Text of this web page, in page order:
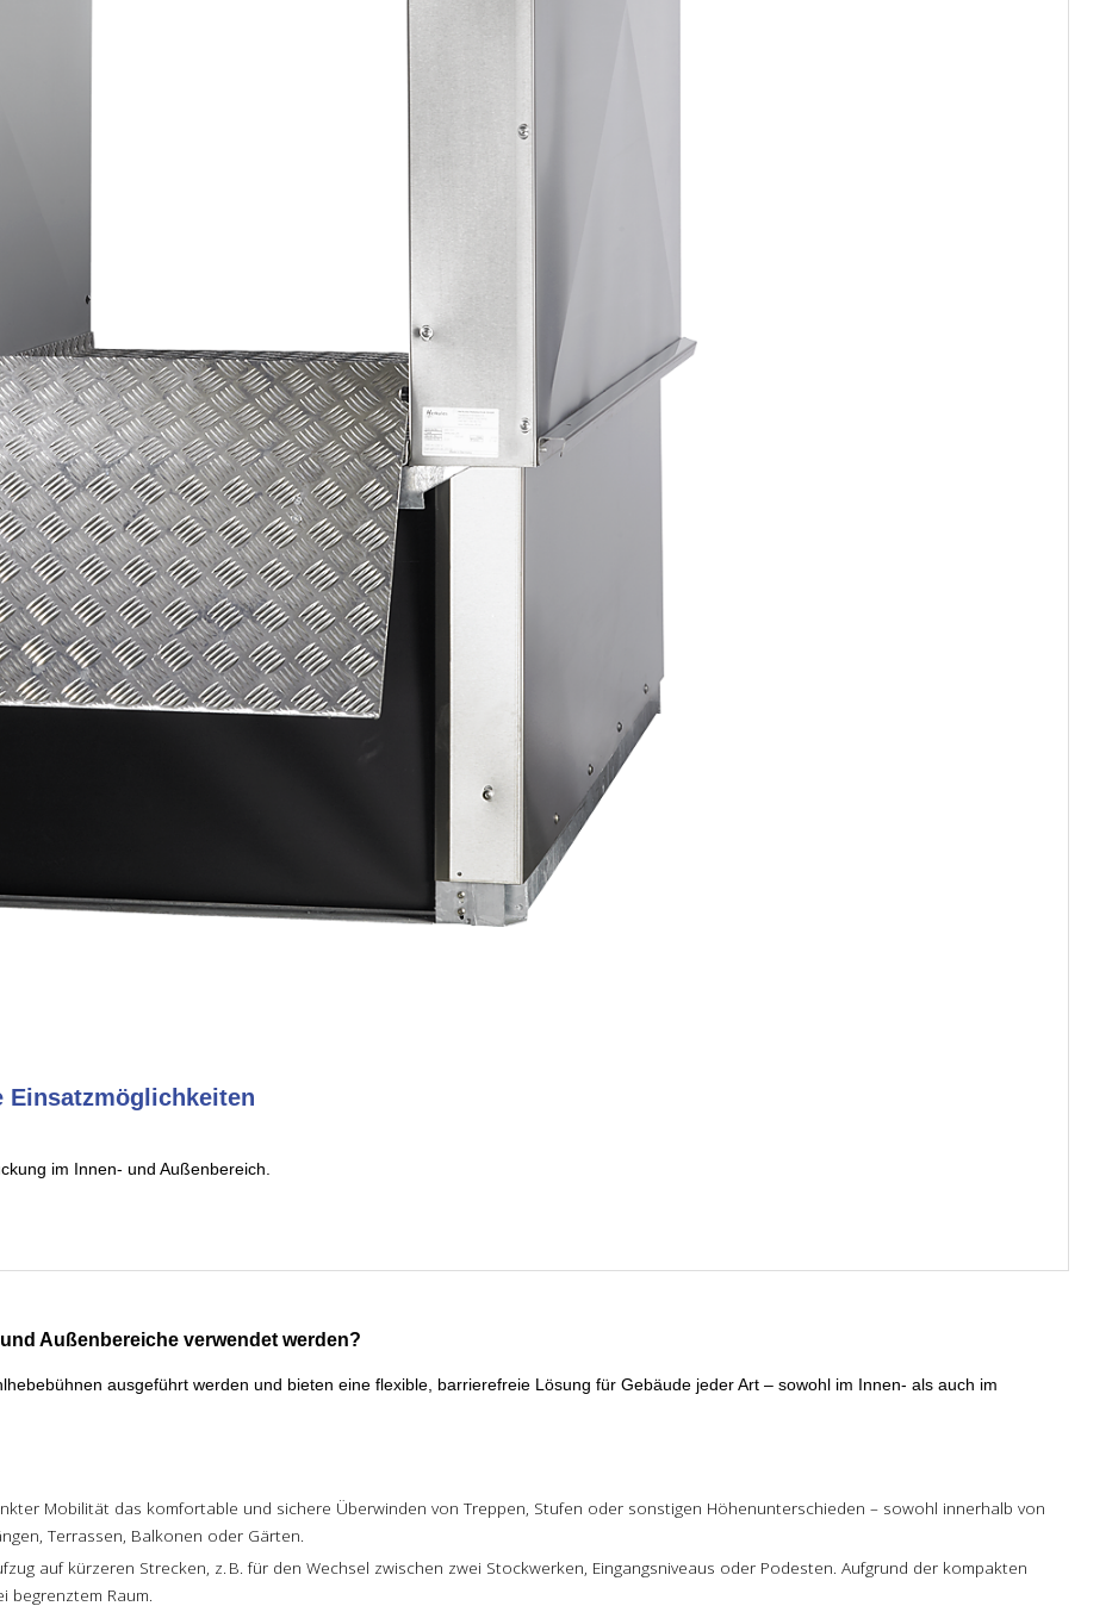
Einsatzmöglichkeiten
im Innen- und Außenbereich.
Außenbereiche verwendet werden?
ausgeführt werden und bieten eine flexible, barrierefreie Lösung für Gebäude jeder Art – sowohl im Innen- als auch im
Mobilität das komfortable und sichere Überwinden von Treppen, Stufen oder sonstigen Höhenunterschieden – sowohl innerhalb von
Terrassen, Balkonen oder Gärten.
auf kürzeren Strecken, z. B. für den Wechsel zwischen zwei Stockwerken, Eingangsniveaus oder Podesten. Aufgrund der kompakten
begrenztem Raum.